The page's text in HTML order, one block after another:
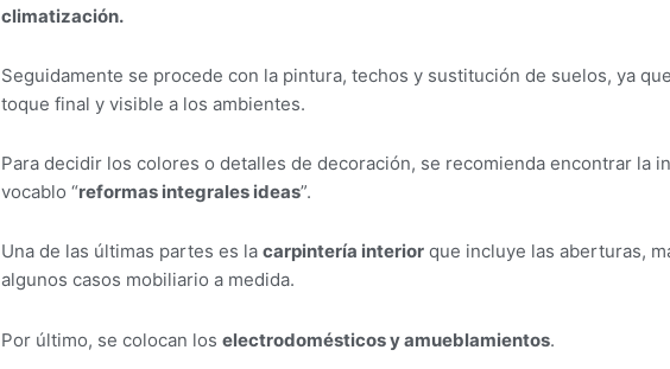
climatización.
Seguidamente se procede con la pintura, techos y sustitución de suelos, ya
toque final y visible a los ambientes.
Para decidir los colores o detalles de decoración, se recomienda encontrar la
vocablo “reformas integrales ideas”.
Una de las últimas partes es la carpintería interiorque incluye las aberturas,
algunos casos mobiliario a medida.
Por último, se colocan los electrodomésticos y amueblamientos.